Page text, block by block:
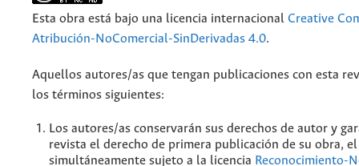
Esta obra está bajo una licencia internacional Creative
Atribución-NoComercial-SinDerivadas 4.0.
Aquellos autores/as que tengan publicaciones con esta
los términos siguientes:
Los autores/as conservarán sus derechos de autor y
revista el derecho de primera publicación de su obra,
simultáneamente sujeto a la licencia Reconocimiento-